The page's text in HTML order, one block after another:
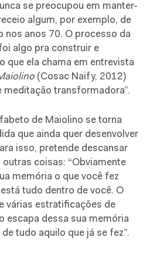
se preocupou em manter-
algum, por exemplo, de
nos anos 70. O processo da
algo pra construir e
que ela chama em entrevista
(Cosac Naify, 2012)
meditação transformadora”.
de Maiolino se torna
que ainda quer desenvolver
isso, pretende descansar
coisas: “Obviamente
memória o que você fez
tudo dentro de você. O
várias estratificações de
escapa dessa sua memória
tudo aquilo que já se fez”.